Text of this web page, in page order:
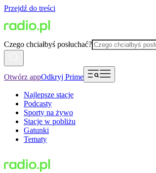
Przejdź do treści
Czego chciałbyś posłuchać?
Otwórz appOdkryj Prime
Najlepsze stacje
Podcasty
Sporty na żywo
Stacje w pobliżu
Gatunki
Tematy